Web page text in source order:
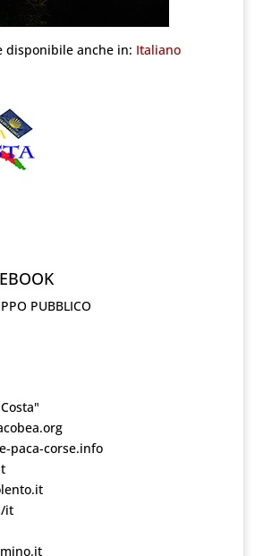
disponibile anche in: Italiano
PUBBLICO
paca-corse.info
it